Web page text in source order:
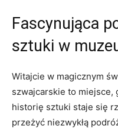
Fascynująca
sztuki w
Witajcie​ w magicznym
szwajcarskie to miejsce,
historię sztuki staje się
przeżyć niezwykłą